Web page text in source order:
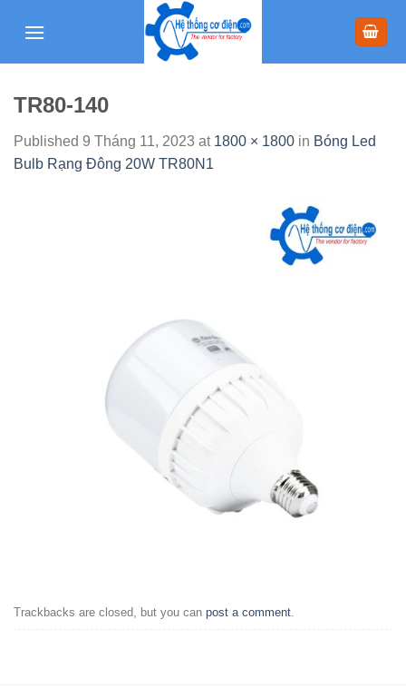
TR80-140
Published 9 Tháng 11, 2023 at 1800 × 1800 in Bóng Led
Bulb Rạng Đông 20W TR80N1
Trackbacks are closed, but you can post a comment.